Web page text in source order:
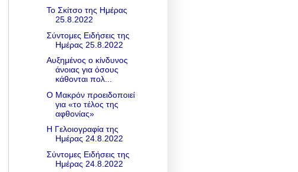
Το Σκίτσο της Ημέρας
25.8.2022
Σύντομες Ειδήσεις της
Ημέρας 25.8.2022
Αυξημένος ο κίνδυνος
άνοιας για όσους
κάθονται πολ...
Ο Μακρόν προειδοποιεί
για «το τέλος της
αφθονίας»
Η Γελοιογραφία της
Ημέρας 24.8.2022
Σύντομες Ειδήσεις της
Ημέρας 24.8.2022